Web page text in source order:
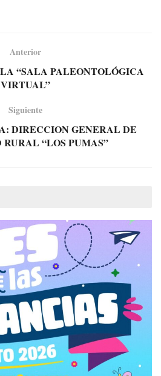
Anterior
“SALA PALEONTOLÓGICA
VIRTUAL”
Siguiente
DIRECCION GENERAL DE
RURAL “LOS PUMAS”